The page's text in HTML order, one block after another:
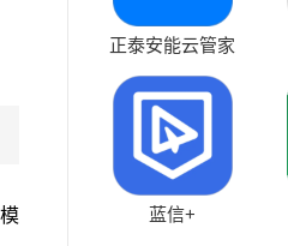
正泰安能云管家
蓝信+